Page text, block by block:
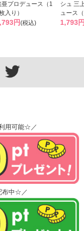
亜プロデュース（1
入り）
円(税込)
シュ 三
ュース
1,793
用可能☆／
布中☆／